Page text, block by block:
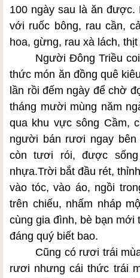
100 ngày sau là ăn
với ruốc bông, rau cần,
hoa, gừng, rau xà lách,
Người Đông Triều coi
thức món ăn đồng quê
lần rồi đếm ngày để chờ
tháng mười mùng năm
qua khu vực sông Cầm,
người bán rươi ngay
còn tươi rói, được sống
nhựa.Trời bắt đầu rét,
vào tóc, vào áo, ngồi
trên chiếu, nhấm nháp
cùng gia đình, bè bạn mới
đáng quý biết bao.
Cũng có rươi trái mùa,
rươi nhưng cái thức trái